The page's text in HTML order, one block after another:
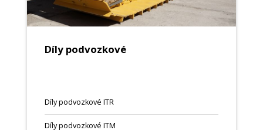
Díly podvozkové
Díly podvozkové ITR
Díly podvozkové ITM